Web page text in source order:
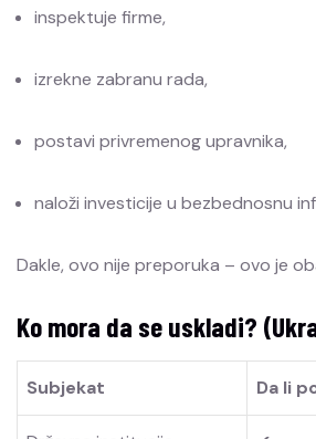
inspektuje firme,
izrekne zabranu rada,
postavi privremenog upravnika,
naloži investicije u bezbednosnu
Dakle, ovo nije preporuka – ovo je
Ko mora da se uskladi?
Subjekat Da li